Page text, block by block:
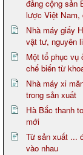
đảng cộng sản
lược Việt Nam,
Nhà máy giấy
vật tư, nguyên
Một tổ phục vụ
chế biến từ
Nhà máy xi
trong sản xuất
Hà Bắc thanh
mới
Từ sản xuất ...
vào nhau